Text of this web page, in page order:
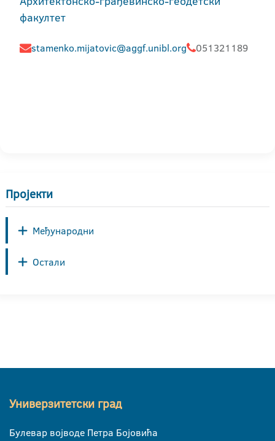
факултет
stamenko.mijatovic@aggf.unibl.org 051321189
Пројекти
Међународни
Остали
Универзитетски град
Булевар војводе Петра Бојовића